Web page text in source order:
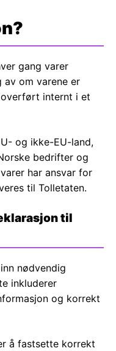
gang varer
av om varene er
internt i et
og ikke-EU-land,
bedrifter og
har ansvar for
til Tolletaten.
til
nødvendig
inkluderer
og korrekt
å fastsette korrekt